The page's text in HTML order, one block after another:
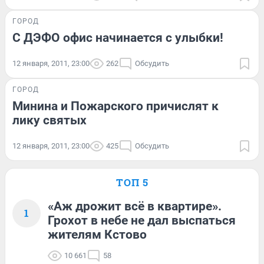
ГОРОД
С ДЭФО офис начинается с улыбки!
12 января, 2011, 23:00 262 Обсудить
ГОРОД
Минина и Пожарского причислят к
лику святых
12 января, 2011, 23:00 425 Обсудить
ТОП 5
1
«Аж дрожит всё в квартире».
Грохот в небе не дал выспаться
жителям Кстово
10 661 58